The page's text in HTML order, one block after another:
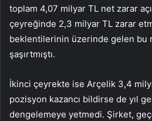
toplam 4,07 milyar TL net zarar
çeyreğinde 2,3 milyar TL zarar
beklentilerinin üzerinde gelen bu
şaşırtmıştı.
İkinci çeyrekte ise Arçelik 3,4
pozisyon kazancı bildirse de yıl
dengelemeye yetmedi. Şirket,